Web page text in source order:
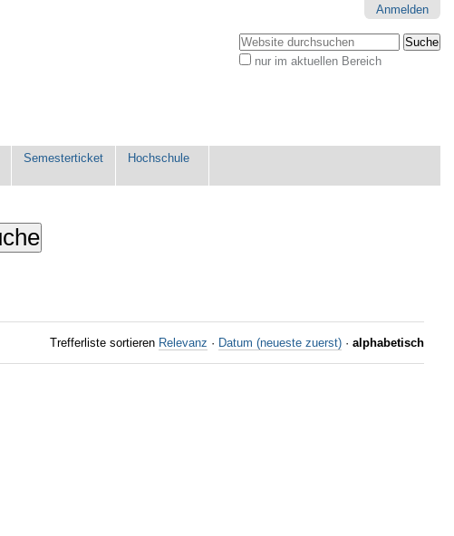
Anmelden
Website durchsuchen
nur im aktuellen Bereich
Semesterticket Hochschule
Trefferliste sortieren Relevanz · Datum (neueste zuerst) · alphabetisch